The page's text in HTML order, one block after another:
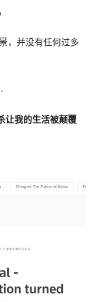
，并没有任何过多
让我的生活被颠覆